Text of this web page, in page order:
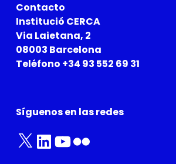
Contacto
Institució CERCA
Via Laietana, 2
08003 Barcelona
Teléfono +34 93 552 69 31
Síguenos en las redes
X LinkedIn
YouTube